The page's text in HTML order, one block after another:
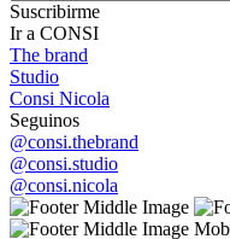
Suscribirme
Ir a CONSI
The brand
Studio
Consi Nicola
Seguinos
@consi.thebrand
@consi.studio
@consi.nicola